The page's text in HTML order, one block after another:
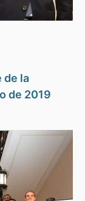
de la
de 2019